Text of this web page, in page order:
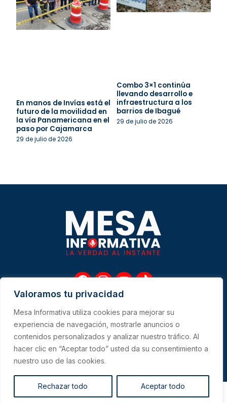
Valoramos tu privacidad
Mesa Informativa utiliza cookies para mejorar su
experiencia de navegación, mostrarle anuncios o
contenidos personalizados y analizar nuestro tráfico. Al
hacer clic en “Aceptar todo” usted da su consentimiento a
nuestro uso de las cookies.
Rechazar todo Aceptar todo
En manos de Invías está el
futuro de la movilidad en
la vía Panamericana en el
paso por Cajamarca
29 de julio de 2026
Combo 3×1 continúa
llevando desarrollo e
infraestructura a los
barrios de Ibagué
29 de julio de 2026
F
a
c
e
b
o
o
k
I
n
s
t
a
g
r
a
m
Y
u
t
u
b
e
T
t
o
k
CONTACTO